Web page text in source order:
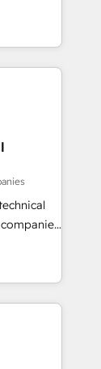
how
your
stay
+
others
and
2017